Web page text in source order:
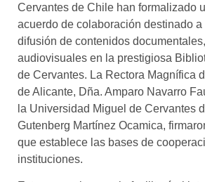
Cervantes de Chile han formalizado
acuerdo de colaboración destinado a
difusión de contenidos
audiovisuales en la prestigiosa
de Cervantes. La Rectora Magnífica
de Alicante, Dña. Amparo Navarro
la Universidad Miguel de Cervantes
Gutenberg Martínez Ocamica,
que establece las bases de
instituciones.